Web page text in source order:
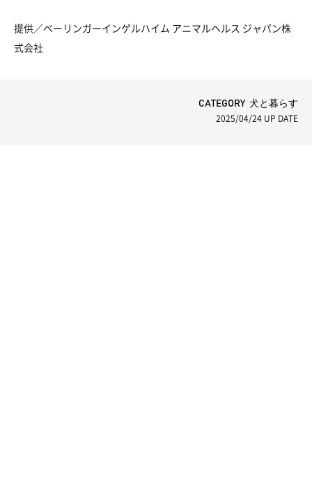
提供／ベーリンガーインゲルハイム アニマルヘルス ジャパン株
式会社
CATEGORY 犬と暮らす
2025/04/24 UP DATE